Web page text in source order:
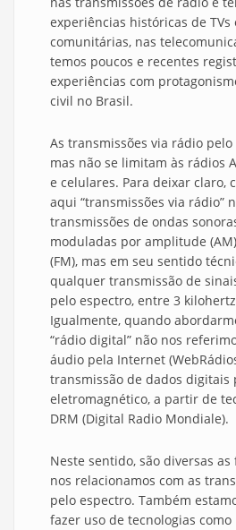
experiências históricas de
comunitárias, nas
temos poucos e recentes
experiências com
civil no Brasil.
As transmissões via rádio
mas não se limitam às rádios
e celulares. Para deixar claro,
aqui “transmissões via rádio”
transmissões de ondas
moduladas por amplitude
(FM), mas em seu sentido
qualquer transmissão de
pelo espectro, entre 3
Igualmente, quando
“rádio digital” não nos
áudio pela Internet
transmissão de dados digitais
eletromagnético, a partir de
DRM (Digital Radio Mondiale).
Neste sentido, são diversas
nos relacionamos com as
pelo espectro. Também
fazer uso de tecnologias